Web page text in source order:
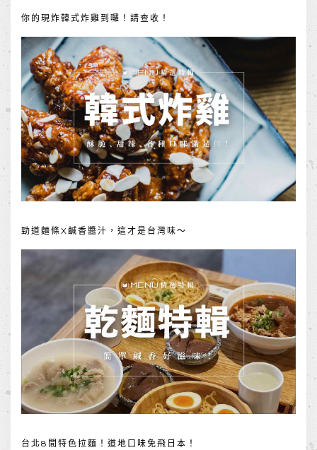
你的現炸韓式炸雞到囉！請查收！
勁道麵條X鹹香醬汁，這才是台灣味～
台北8間特色拉麵！道地口味免飛日本！